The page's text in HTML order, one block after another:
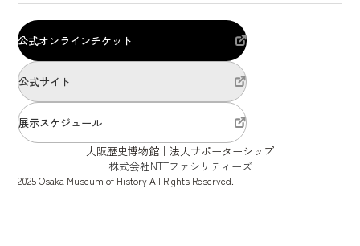
公式オンラインチケット
公式サイト
展示スケジュール
大阪歴史博物館｜法人サポーターシップ
株式会社NTTファシリティーズ
2025 Osaka Museum of History All Rights Reserved.